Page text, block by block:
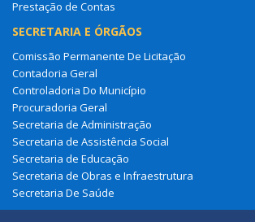
Prestação de Contas
SECRETARIA E ÓRGÃOS
Comissão Permanente De Licitação
Contadoria Geral
Controladoria Do Município
Procuradoria Geral
Secretaria de Administração
Secretaria de Assistência Social
Secretaria de Educação
Secretaria de Obras e Infraestrutura
Secretaria De Saúde